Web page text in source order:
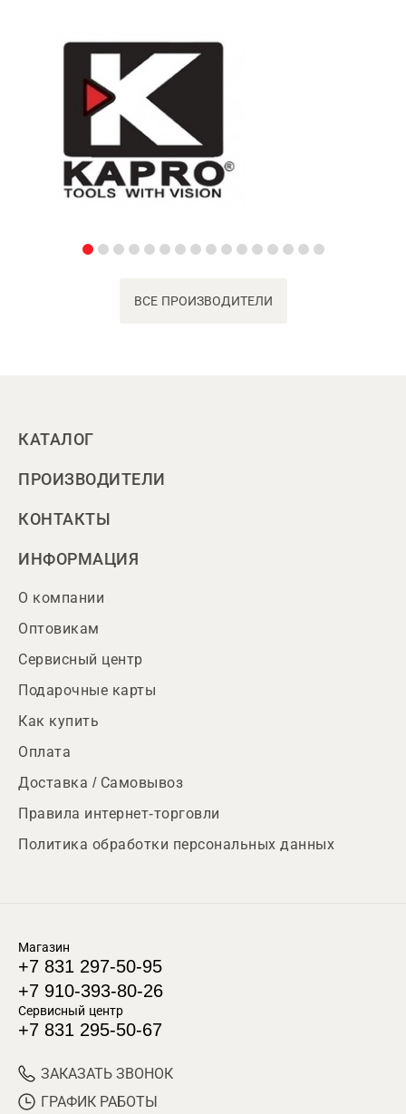
ВСЕ ПРОИЗВОДИТЕЛИ
КАТАЛОГ
ПРОИЗВОДИТЕЛИ
КОНТАКТЫ
ИНФОРМАЦИЯ
О компании
Оптовикам
Сервисный центр
Подарочные карты
Как купить
Оплата
Доставка / Самовывоз
Правила интернет-торговли
Политика обработки персональных данных
Магазин
+7 831 297-50-95
+7 910-393-80-26
Сервисный центр
+7 831 295-50-67
ЗАКАЗАТЬ ЗВОНОК
ГРАФИК РАБОТЫ